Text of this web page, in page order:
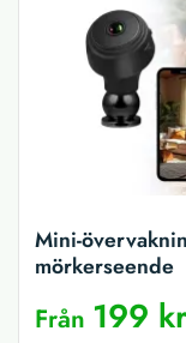
Mini-
mörkerseende
Från 199